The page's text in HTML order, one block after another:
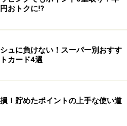
りが完成しますが、おもしろ
イカポイント（交換レートは
トはビューサンクスポイント
交換できる点です。つまり、
５００ポイントとなり、さら
ポイントの２００ポイントぶ
、２万円の買い物で最終的に
３２０ポイント（実質８００
るのです。２万円で８００円
おトクに!?
ュに負けない！スーパー別おすす
カード4選
！貯めたポイントの上手な使い道